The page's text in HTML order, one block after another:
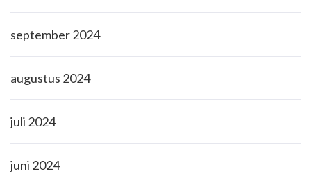
september 2024
augustus 2024
juli 2024
juni 2024